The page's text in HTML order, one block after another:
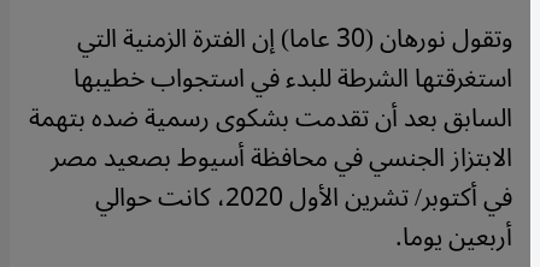
وتقول نورهان (30 عاما) إن الفترة الزمنية التي
استغرقتها الشرطة للبدء في استجواب خطيبها
السابق بعد أن تقدمت بشكوى رسمية ضده بتهمة
الابتزاز الجنسي في محافظة أسيوط بصعيد مصر
في أكتوبر/ تشرين الأول 2020، كانت حوالي
أربعين يوما.